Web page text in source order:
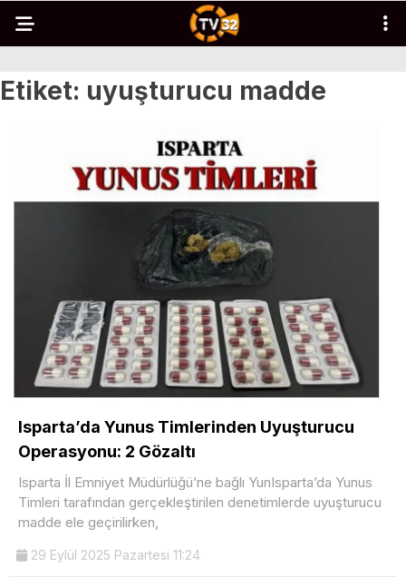
Etiket: uyuşturucu madde
Isparta’da Yunus Timlerinden Uyuşturucu
Operasyonu: 2 Gözaltı
Isparta İl Emniyet Müdürlüğü’ne bağlı YunIsparta’da Yunus
Timleri tarafından gerçekleştirilen denetimlerde uyuşturucu
madde ele geçirilirken,
29 Eylül 2025 Pazartesi 11:24